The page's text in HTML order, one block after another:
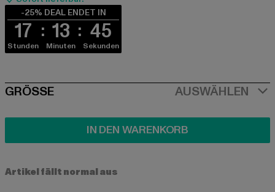
-25% DEAL ENDET IN
17
Stunden
13
Minuten
45
Sekunden
SIZE
GRÖSSE AUSWÄHLEN
IN DEN WARENKORB
Artikel fällt normal aus